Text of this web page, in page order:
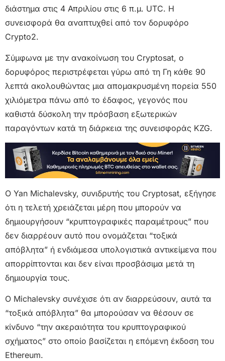
διάστημα στις 4 Απριλίου στις 6 π.μ. UTC. Η
συνεισφορά θα αναπτυχθεί από τον δορυφόρο
Crypto2.
Σύμφωνα με την ανακοίνωση του Cryptosat, ο
δορυφόρος περιστρέφεται γύρω από τη Γη κάθε 90
λεπτά ακολουθώντας μια απομακρυσμένη πορεία 550
χιλιόμετρα πάνω από το έδαφος, γεγονός που
καθιστά δύσκολη την πρόσβαση εξωτερικών
παραγόντων κατά τη διάρκεια της συνεισφοράς KZG.
Ο Yan Michalevsky, συνιδρυτής του Cryptosat, εξήγησε
ότι η τελετή χρειάζεται μέρη που μπορούν να
δημιουργήσουν “κρυπτογραφικές παραμέτρους” που
δεν διαρρέουν αυτό που ονομάζεται “τοξικά
απόβλητα” ή ενδιάμεσα υπολογιστικά αντικείμενα που
απορρίπτονται και δεν είναι προσβάσιμα μετά τη
δημιουργία τους.
Ο Michalevsky συνέχισε ότι αν διαρρεύσουν, αυτά τα
“τοξικά απόβλητα” θα μπορούσαν να θέσουν σε
κίνδυνο “την ακεραιότητα του κρυπτογραφικού
σχήματος” στο οποίο βασίζεται η επόμενη έκδοση του
Ethereum.